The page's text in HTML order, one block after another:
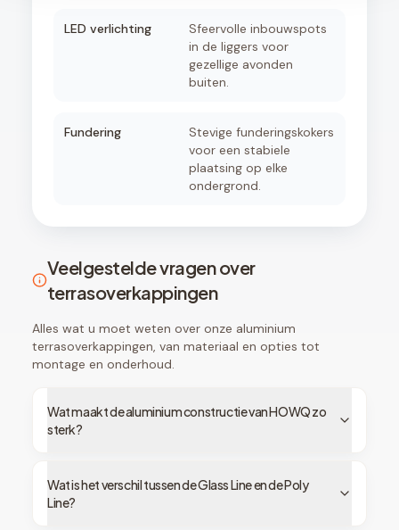
LED verlichting
Sfeervolle inbouwspots
in de liggers voor
gezellige avonden
buiten.
Fundering
Stevige funderingskokers
voor een stabiele
plaatsing op elke
ondergrond.
Veelgestelde vragen over
terrasoverkappingen
Alles wat u moet weten over onze aluminium
terrasoverkappingen, van materiaal en opties tot
montage en onderhoud.
Wat maakt de aluminium constructie van HOWQ zo
sterk?
Wat is het verschil tussen de Glass Line en de Poly
Line?